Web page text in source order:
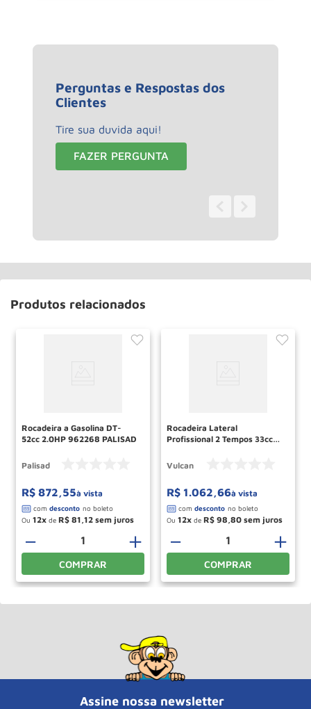
Perguntas e Respostas dos
Clientes
Tire sua duvida aqui!
FAZER PERGUNTA
Produtos relacionados
Rocadeira a Gasolina DT-
52cc 2.0HP 962268 PALISAD
Palisad
R$ 872,55à vista
Ou 12 de R$ 81 12
＋
－
COMPRAR
Rocadeira Lateral
Profissional 2 Tempos 33cc
Vulcan
R$ 1.062,66à vista
Ou 12 de R$ 98 80
＋
－
COMPRAR
Assine nossa newsletter